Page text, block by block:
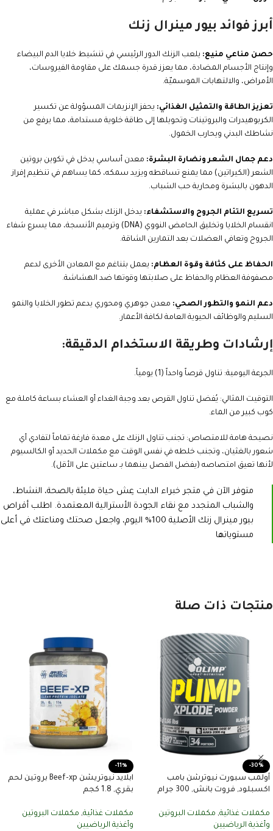
أبرز فوائد بيور مينرال زنك
حصن مناعي منيع: يلعب الزنك الدور الرئيسي في تنشيط خلايا الدم البيضاء
وإنتاج الأجسام المضادة، مما يعزز قدرة جسمك على مقاومة الفيروسات،
الأمراض، والالتهابات الموسميّة.
تعزيز الطاقة والتمثيل الغذائي: يحفز الإنزيمات المسؤولة عن تكسير
الكربوهيدرات والبروتينات وتحويلها إلى طاقة خلوية مستدامة، مما يرفع من
نشاطك البدني ويحارب الخمول.
دعم جمال الشعر ونضارة البشرة: معدن أساسي يدخل في تكوين بروتين
الشعر (الكيراتين) مما يمنع تساقطه ويزيد سمكه، كما يساهم في تنظيم إفراز
الدهون بالبشرة ومحاربة حب الشباب.
تسريع التئام الجروح والاستشفاء: يدخل الزنك بشكل مباشر في عملية
انقسام الخلايا وتخليق الحامض النووي (DNA) وترميم الأنسجة، مما يسرع شفاء
الجروح وتعافي العضلات بعد التمارين الشاقة.
الحفاظ على كثافة وقوة العظام: يعمل بتناغم مع المعادن الأخرى لدعم
مصفوفة العظام والحفاظ على صلابتها وقوتها ضد الهشاشة.
دعم النمو والتطور الصحي: معدن جوهري ومحوري يدعم تطور الخلايا والنمو
السليم والوظائف الحيوية العامة لكافة الأعمار.
إرشادات وطريقة الاستخدام الدقيقة:
الجرعة اليومية: تناول قرصاً واحداً (1) يومياً.
التوقيت المثالي: يُفضل تناول القرص بعد وجبة الغداء أو العشاء بساعة كاملة مع
كوب كبير من الماء.
نصيحة هامة للامتصاص: تجنب تناول الزنك على معدة فارغة تماماً لتفادي أي
شعور بالغثيان، وتجنب خلطه في نفس الوقت مع مكملات الحديد أو الكالسيوم
لأنها تعيق امتصاصه (يفضل الفصل بينهما بـ ساعتين على الأقل).
متوفر الآن في متجر خبراء الدايت عِش حياة مليئة بالصحة، النشاط،
والشباب المتجدد مع نقاء الجودة الأسترالية المعتمدة. اطلب أقراص
بيور مينرال زنك الأصلية 100% اليوم، واجعل صحتك ومناعتك في أعلى
مستوياتها
منتجات ذات صلة
-30%
أولمب سبورت نيوترشن بامب
اكسبلود, فروت بانش, 300 جرام
مكملات غذائية, مكملات البروتين
وأغذية الرياضيين
-11%
ابلايد نيوتريشن Beef-xp بروتين لحم
بقري, 1.8 كجم
مكملات غذائية, مكملات البروتين
وأغذية الرياضيين